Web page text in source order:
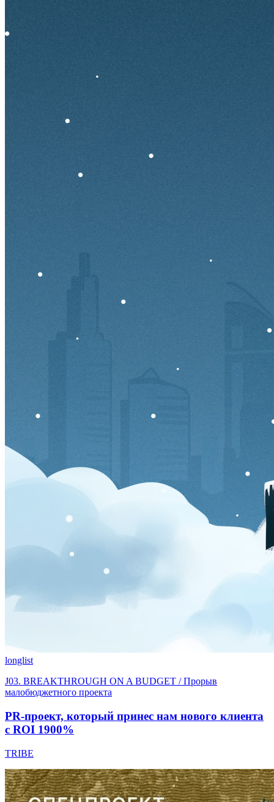
longlist
J03. BREAKTHROUGH ON A BUDGET / Прорыв
малобюджетного проекта
PR-проект, который принес нам нового клиента
с ROI 1900%
TRIBE